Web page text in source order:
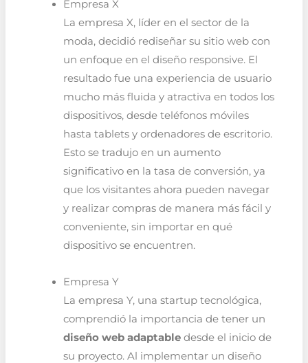
Empresa X
La empresa X, líder en el sector de la
moda, decidió rediseñar su sitio web con
un enfoque en el diseño responsive. El
resultado fue una experiencia de usuario
mucho más fluida y atractiva en todos los
dispositivos, desde teléfonos móviles
hasta tablets y ordenadores de escritorio.
Esto se tradujo en un aumento
significativo en la tasa de conversión, ya
que los visitantes ahora pueden navegar
y realizar compras de manera más fácil y
conveniente, sin importar en qué
dispositivo se encuentren.
Empresa Y
La empresa Y, una startup tecnológica,
comprendió la importancia de tener un
diseño web adaptabledesde el inicio de
su proyecto. Al implementar un diseño